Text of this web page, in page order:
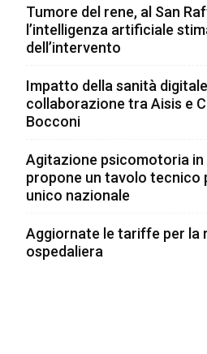
Tumore del rene, al San
l’intelligenza artificiale
dell’intervento
Impatto della sanità
collaborazione tra Aisis e
Bocconi
Agitazione psicomotoria in
propone un tavolo tecnico
unico nazionale
Aggiornate le tariffe per la
ospedaliera